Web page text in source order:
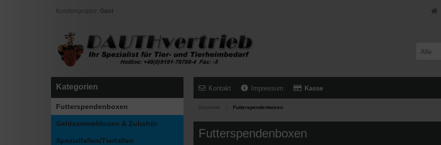
Kundengruppe: Gast
Alle
Kontakt Impressum Kasse
Startseite Futterspendenboxen
Futterspendenboxen
Kategorien
Futterspendenboxen
Geldsammeldosen & Zubehör
Spezialfallen/Tierfallen